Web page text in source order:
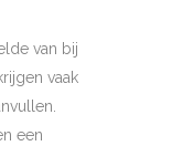
van bij
vaak
een